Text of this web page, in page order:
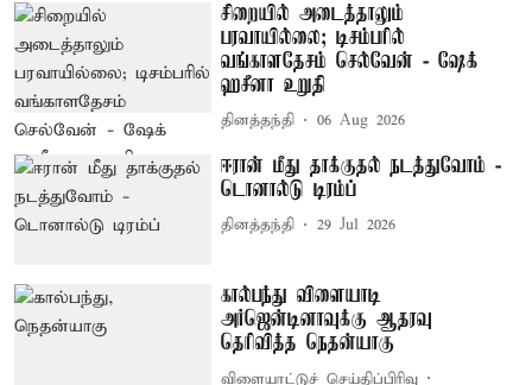
சிறையில் அடைத்தாலும்
பரவாயில்லை; டிசம்பரில்
வங்காளதேசம் செல்வேன் - ஷேக்
ஹசீனா உறுதி
தினத்தந்தி 06 Aug 2026
ஈரான் மீது தாக்குதல் நடத்துவோம் -
டொனால்டு டிரம்ப்
தினத்தந்தி 29 Jul 2026
கால்பந்து விளையாடி
அர்ஜென்டினாவுக்கு ஆதரவு
தெரிவித்த நெதன்யாகு
விளையாட்டுச் செய்திப்பிரிவு